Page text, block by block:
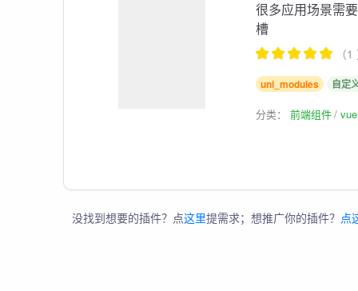
很多应用场景需
槽
（
uni_modules 自定
分类：前端组件
没找到想要的插件？点这里提需求；想推广你的插件？ 点